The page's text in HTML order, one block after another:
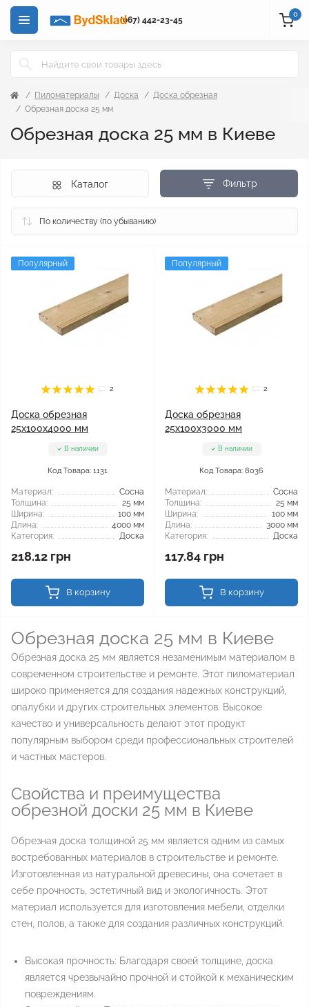
(067) 442-23-45
0
Пиломатериалы Доска
Доска обрезная
Обрезная доска 25 мм
Обрезная доска 25 мм в Киеве
Фильтр
Каталог
Популярный
2
Доска обрезная
25x100x4000 мм
В наличии
Код Товара: 1131
Материал:
Сосна
Толщина:
25 мм
Ширина:
100 мм
Длина:
4000 мм
Категория:
Доска
218.12 грн
В корзину
Популярный
2
Доска обрезная
25x100x3000 мм
В наличии
Код Товара: 8036
Материал:
Сосна
Толщина:
25 мм
Ширина:
100 мм
Длина:
3000 мм
Категория:
Доска
117.84 грн
В корзину
Обрезная доска 25 мм в Киеве
Обрезная доска 25 мм является незаменимым материалом в
современном строительстве и ремонте. Этот пиломатериал
широко применяется для создания надежных конструкций,
опалубки и других строительных элементов. Высокое
качество и универсальность делают этот продукт
популярным выбором среди профессиональных строителей
и частных мастеров.
Свойства и преимущества
обрезной доски 25 мм в Киеве
Обрезная доска толщиной 25 мм является одним из самых
востребованных материалов в строительстве и ремонте.
Изготовленная из натуральной древесины, она сочетает в
себе прочность, эстетичный вид и экологичность. Этот
материал используется для изготовления мебели, отделки
стен, полов, а также для создания различных конструкций.
Высокая прочность: Благодаря своей толщине, доска
является чрезвычайно прочной и стойкой к механическим
повреждениям.